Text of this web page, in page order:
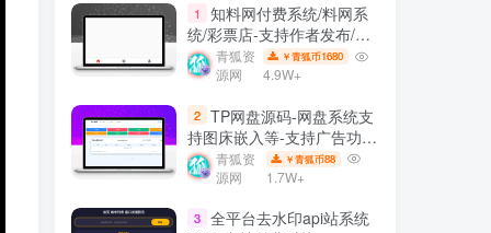
1
知料网付费系统/料网系
统/彩票店-支持作者发布/订
阅/内容付费等
青狐资
源网
￥青狐币1680
4.9W+
2 TP网盘源码-网盘系统支
持图床嵌入等-支持广告功能
等
青狐资
源网
￥青狐币88
1.7W+
3 全平台去水印api站系统